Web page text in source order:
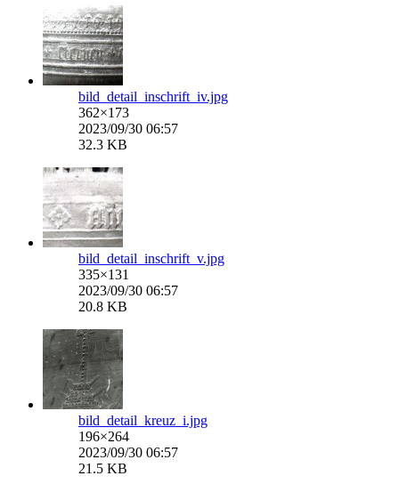
bild_detail_inschrift_iv.jpg
362×173
2023/09/30 06:57
32.3 KB
bild_detail_inschrift_v.jpg
335×131
2023/09/30 06:57
20.8 KB
bild_detail_kreuz_i.jpg
196×264
2023/09/30 06:57
21.5 KB